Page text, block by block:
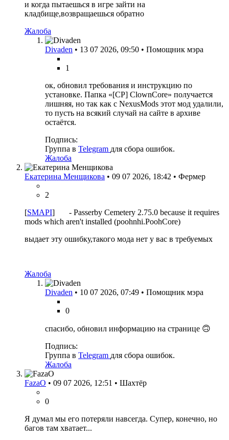
и когда пытаешься в игре зайти на
кладбище,возвращаешься обратно
Жалоба
Divaden • 13 07 2026, 09:50 • Помощник мэра
1
ок, обновил требования и инструкцию по
установке. Папка «[CP] ClownCore» получается
лишняя, но так как с NexusMods этот мод удалили,
то пусть на всякий случай на сайте в архиве
остаётся.
Подпись:
Группа в Telegram для сбора ошибок.
Жалоба
Екатерина Менщикова • 09 07 2026, 18:42 • Фермер
2
[SMAPI] - Passerby Cemetery 2.75.0 because it requires
mods which aren't installed (poohnhi.PoohCore)
выдает эту ошибку,такого мода нет у вас в требуемых
Жалоба
Divaden • 10 07 2026, 07:49 • Помощник мэра
0
спасибо, обновил информацию на странице 🙃
Подпись:
Группа в Telegram для сбора ошибок.
Жалоба
FazaO • 09 07 2026, 12:51 • Шахтёр
0
Я думал мы его потеряли навсегда. Супер, конечно, но
багов там хватает...